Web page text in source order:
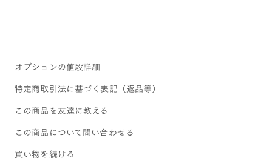
オプションの値段詳細
特定商取引法に基づく表記（返品等）
この商品を友達に教える
この商品について問い合わせる
買い物を続ける